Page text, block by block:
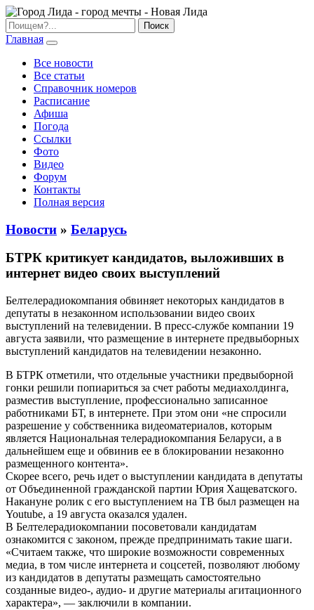
Главная
Все новости
Все статьи
Справочник номеров
Расписание
Афиша
Погода
Ссылки
Фото
Видео
Форум
Контакты
Полная версия
Новости » Беларусь
БТРК критикует кандидатов, выложивших в
интернет видео своих выступлений
Белтелерадиокомпания обвиняет некоторых кандидатов в
депутаты в незаконном использовании видео своих
выступлений на телевидении. В пресс-службе компании 19
августа заявили, что размещение в интернете предвыборных
выступлений кандидатов на телевидении незаконно.
В БТРК отметили, что отдельные участники предвыборной
гонки решили попиариться за счет работы медиахолдинга,
разместив выступление, профессионально записанное
работниками БТ, в интернете. При этом они «не спросили
разрешение у собственника видеоматериалов, которым
является Национальная телерадиокомпания Беларуси, а в
дальнейшем еще и обвинив ее в блокировании незаконно
размещенного контента».
Скорее всего, речь идет о выступлении кандидата в депутаты
от Объединенной гражданской партии Юрия Хащеватского.
Накануне ролик с его выступлением на ТВ был размещен на
Youtube, а 19 августа оказался удален.
В Белтелерадиокомпании посоветовали кандидатам
ознакомится с законом, прежде предпринимать такие шаги.
«Считаем также, что широкие возможности современных
медиа, в том числе интернета и соцсетей, позволяют любому
из кандидатов в депутаты размещать самостоятельно
созданные видео-, аудио- и другие материалы агитационного
характера», — заключили в компании.